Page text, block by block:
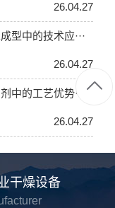
26.04.27
型中的技术应···
26.04.27
的工艺优势···
26.04.27
干燥设备